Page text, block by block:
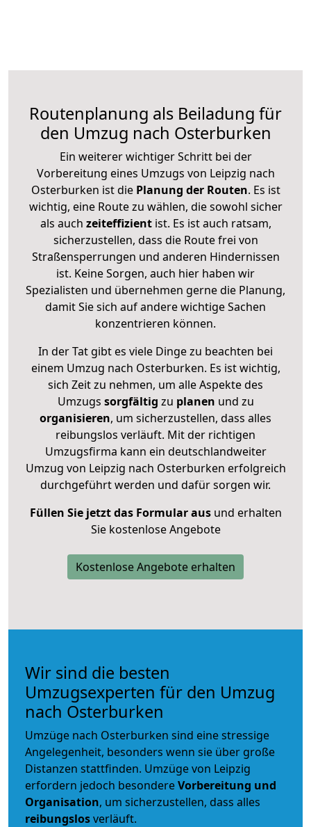
Routenplanung als Beiladung für
den Umzug nach Osterburken
Ein weiterer wichtiger Schritt bei der
Vorbereitung eines Umzugs von Leipzig nach
Osterburken ist diePlanung der Routen. Es ist
wichtig, eine Route zu wählen, die sowohl sicher
als auch zeiteffizientist. Es ist auch ratsam,
sicherzustellen, dass die Route frei von
Straßensperrungen und anderen Hindernissen
ist. Keine Sorgen, auch hier haben wir
Spezialisten und übernehmen gerne die Planung,
damit Sie sich auf andere wichtige Sachen
konzentrieren können.
In der Tat gibt es viele Dinge zu beachten bei
einem Umzug nach Osterburken. Es ist wichtig,
sich Zeit zu nehmen, um alle Aspekte des
Umzugs sorgfältig zu planen und zu
organisieren, um sicherzustellen, dass alles
reibungslos verläuft. Mit der richtigen
Umzugsfirma kann ein deutschlandweiter
Umzug von Leipzig nach Osterburken erfolgreich
durchgeführt werden und dafür sorgen wir.
Füllen Sie jetzt das Formular ausund erhalten
Sie kostenlose Angebote
Kostenlose Angebote erhalten
Wir sind die besten
Umzugsexperten für den Umzug
nach Osterburken
Umzüge nach Osterburken sind eine stressige
Angelegenheit, besonders wenn sie über große
Distanzen stattfinden. Umzüge von Leipzig
erfordern jedoch besondereVorbereitung und
Organisation, um sicherzustellen, dass alles
reibungslosverläuft.